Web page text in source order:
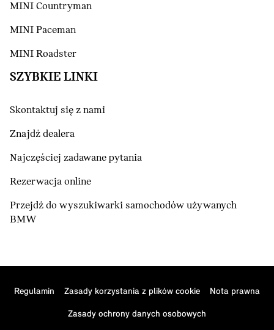
MINI Countryman
MINI Paceman
MINI Roadster
SZYBKIE LINKI
Skontaktuj się z nami
Znajdź dealera
Najczęściej zadawane pytania
Rezerwacja online
Przejdź do wyszukiwarki samochodów używanych
BMW
Regulamin Zasady korzystania z plików cookie Nota prawna
Zasady ochrony danych osobowych